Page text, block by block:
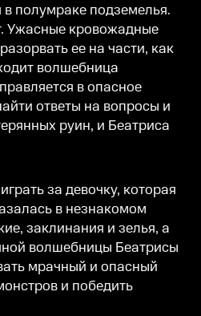
полумраке подземелья.
Ужасные кровожадные
ее на части, как
волшебница
в опасное
ответы на вопросы и
руин, и Беатриса
за девочку, которая
в незнакомом
заклинания и зелья, а
волшебницы Беатрисы
мрачный и опасный
и победить